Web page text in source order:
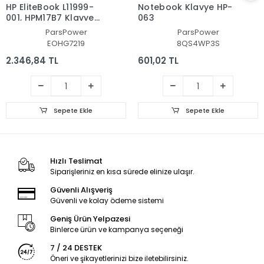
HP EliteBook L11999-
001, HPM17B7 Klavye
Işıklı (Siyah TR)
ParsPower
EOHG7219
2.346,84 TL
Sepete Ekle
Notebook Klavye HP-
063
ParsPower
8QS4WP3S
601,02 TL
Sepete Ekle
Hızlı Teslimat
Siparişleriniz en kısa sürede elinize ulaşır.
Güvenli Alışveriş
Güvenli ve kolay ödeme sistemi
Geniş Ürün Yelpazesi
Binlerce ürün ve kampanya seçeneği
7 / 24 DESTEK
Öneri ve şikayetlerinizi bize iletebilirsiniz.